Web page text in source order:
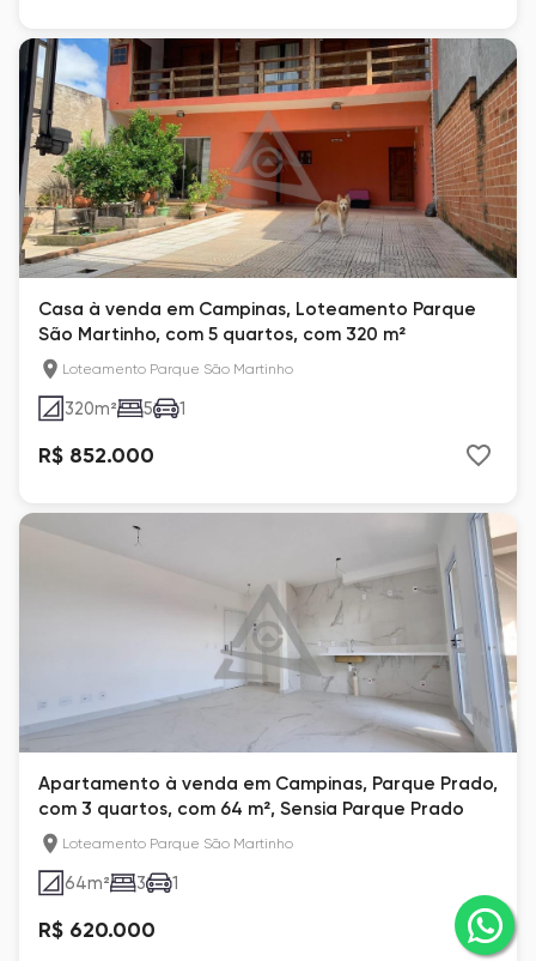
Casa à venda em Campinas, Loteamento Parque
São Martinho, com 5 quartos, com 320 m²
Loteamento Parque São Martinho
320m² 5 1
R$ 852.000
Apartamento à venda em Campinas, Parque Prado,
com 3 quartos, com 64 m², Sensia Parque Prado
Loteamento Parque São Martinho
64m² 3 1
R$ 620.000